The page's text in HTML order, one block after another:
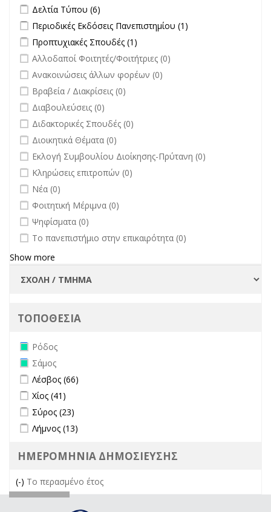
Apply Δελτία Τύπου filter
Δελτία Τύπου (6)
Apply Περιοδικές Εκδόσεις Πανεπιστημίου filter
Περιοδικές Εκδόσεις Πανεπιστημίου (1)
Apply Προπτυχιακές Σπουδές filter
Προπτυχιακές Σπουδές (1)
undefined
Αλλοδαποί Φοιτητές/Φοιτήτριες (0)
undefined
Ανακοινώσεις άλλων φορέων (0)
undefined
Βραβεία / Διακρίσεις (0)
undefined
Διαβουλεύσεις (0)
undefined
Διδακτορικές Σπουδές (0)
undefined
Διοικητικά Θέματα (0)
undefined
Εκλογή Συμβουλίου Διοίκησης-Πρύτανη (0)
undefined
Κληρώσεις επιτροπών (0)
undefined
Νέα (0)
undefined
Φοιτητική Μέριμνα (0)
undefined
Ψηφίσματα (0)
undefined
Το πανεπιστήμιο στην επικαιρότητα (0)
Show more
ΤΟΠΟΘΕΣΙΑ
Remove Ρόδος filter
Ρόδος
Remove Σάμος filter
Σάμος
Apply Λέσβος filter
Λέσβος (66)
Apply Χίος filter
Χίος (41)
Apply Σύρος filter
Σύρος (23)
Apply Λήμνος filter
Λήμνος (13)
ΗΜΕΡΟΜΗΝΙΑ ΔΗΜΟΣΙΕΥΣΗΣ
(-) Remove Το περασμένο έτος filter
Το περασμένο έτος